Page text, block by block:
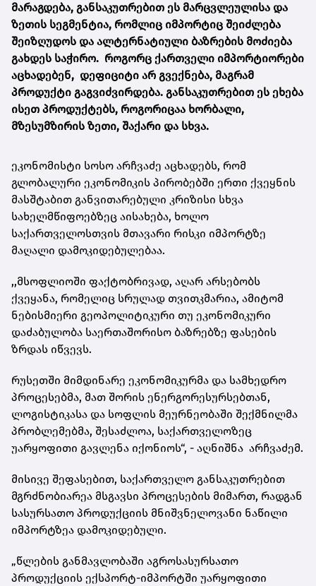
მარაგდება, განსაკუთრებით ეს მარცვლეულისა და
ზეთის სეგმენტია, რომლიც იმპორტიც შეიძლება
შეიზღუდოს და ალტერნატიული ბაზრების მოძიება
გახდეს საჭირო. როგორც ქართველი იმპორტიორები
აცხადებენ, დეფიციტი არ გვექნება, მაგრამ
პროდუქტი გაგვიძვირდება. განსაკუთრებით ეს ეხება
ისეთ პროდუქტებს, როგორიცაა ხორბალი,
მზესუმზირის ზეთი, შაქარი და სხვა.
ეკონომისტი სოსო არჩვაძე აცხადებს, რომ
გლობალური ეკონომიკის პირობებში ერთი ქვეყნის
მასშტაბით განვითარებული კრიზისი სხვა
სახელმწიფოებზეც აისახება, ხოლო
საქართველოსთვის მთავარი რისკი იმპორტზე
მაღალი დამოკიდებულებაა.
,,მსოფლიოში ფაქტობრივად, აღარ არსებობს
ქვეყანა, რომელიც სრულად თვითკმარია, ამიტომ
ნებისმიერი გეოპოლიტიკური თუ ეკონომიკური
დაძაბულობა საერთაშორისო ბაზრებზე ფასების
ზრდას იწვევს.
რუსეთში მიმდინარე ეკონომიკურმა და სამხედრო
პროცესებმა, მათ შორის ენერგორესურსებთან,
ლოგისტიკასა და სოფლის მეურნეობაში შექმნილმა
პრობლემებმა, შესაძლოა, საქართველოზეც
უარყოფითი გავლენა იქონიოს“, - აღნიშნა არჩვაძემ.
მისივე შეფასებით, საქართველო განსაკუთრებით
მგრძნობიარეა მსგავსი პროცესების მიმართ, რადგან
სასურსათო პროდუქციის მნიშვნელოვანი ნაწილი
იმპორტზეა დამოკიდებული.
„წლების განმავლობაში აგროსასურსათო
პროდუქციის ექსპორტ-იმპორტში უარყოფითი